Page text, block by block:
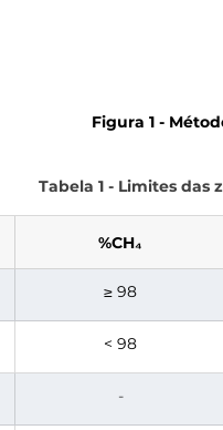
Figura 1 -
Tabela 1 - Limites das
%CH₄
≥ 98
< 98
-